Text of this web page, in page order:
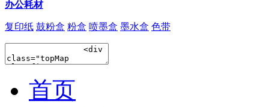
办公耗材
复印纸 鼓粉盒 粉盒 喷墨盒 墨水盒 色带
首页